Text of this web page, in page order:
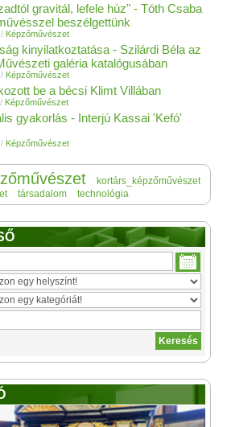
gravitál, lefele húz" - Tóth Csaba
beszélgettünk
/ Képzőművészet
kinyilatkoztatása - Szilárdi Béla az
galéria katalógusában
/ Képzőművészet
be a bécsi Klimt Villában
/ Képzőművészet
gyakorlás - Interjú Kassai 'Kefó'
/ Képzőművészet
kortárs_képzőművészet
társadalom technológia